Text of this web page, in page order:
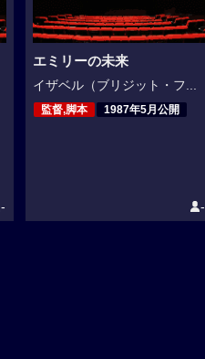
-
エミリーの未来
イザベル（ブリジット・フ...
監督,脚本 1987年5月公開
-